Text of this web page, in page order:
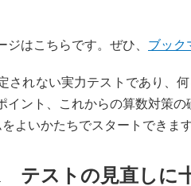
はこちらです。ぜひ、 ブック
されない実力テストであり、
イント、これからの算数対策の
よいかたちでスタートできま
テストの見直しに